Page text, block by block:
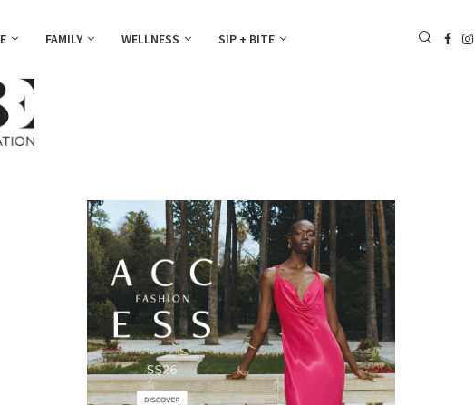
FAMILY WELLNESS SIP + BITE